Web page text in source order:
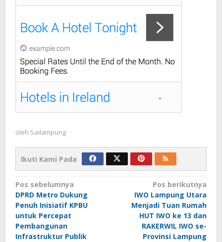
oleh Sailampung
Ikuti Kami Pada
Navigasi
pos
Pos sebelumnya
DPRD Metro Dukung
Penuh Inisiatif KPBU
untuk Percepat
Pembangunan
Infrastruktur Publik
Pos berikutnya
IWO Lampung Utara
Menjadi Tuan Rumah
HUT IWO ke 13 dan
RAKERWIL IWO se-
Provinsi Lampung